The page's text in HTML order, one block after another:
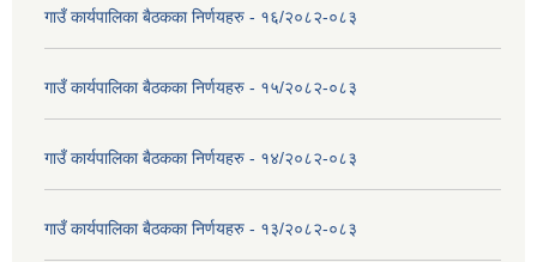
गाउँ कार्यपालिका बैठकका निर्णयहरु - १६/२०८२-०८३
गाउँ कार्यपालिका बैठकका निर्णयहरु - १५/२०८२-०८३
गाउँ कार्यपालिका बैठकका निर्णयहरु - १४/२०८२-०८३
गाउँ कार्यपालिका बैठकका निर्णयहरु - १३/२०८२-०८३